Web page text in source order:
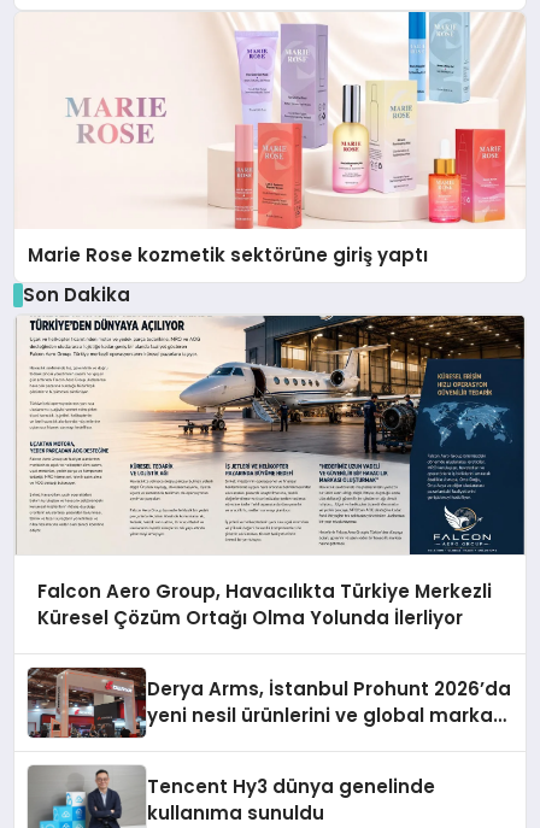
Düzenleyici Onaylarını Aldı
Marie Rose kozmetik sektörüne giriş yaptı
Son Dakika
Falcon Aero Group, Havacılıkta Türkiye Merkezli
Küresel Çözüm Ortağı Olma Yolunda İlerliyor
Derya Arms, İstanbul Prohunt 2026’da
yeni nesil ürünlerini ve global marka
Tencent Hy3 dünya genelinde
kullanıma sunuldu